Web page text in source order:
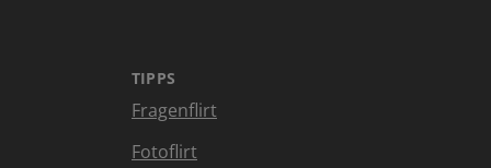
TIPPS
Fragenflirt
Fotoflirt